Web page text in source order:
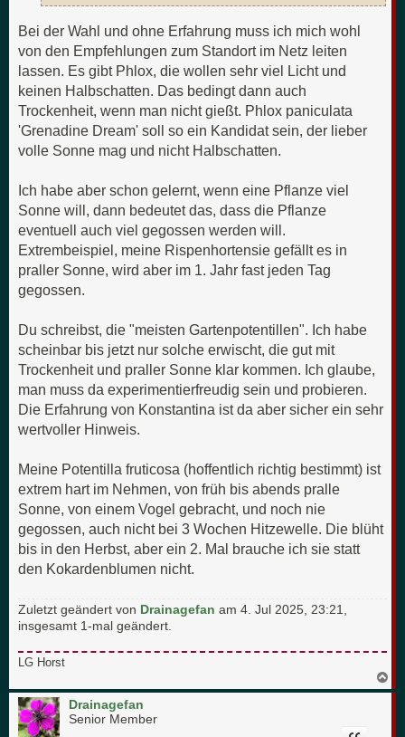
Bei der Wahl und ohne Erfahrung muss ich mich wohl
von den Empfehlungen zum Standort im Netz leiten
lassen. Es gibt Phlox, die wollen sehr viel Licht und
keinen Halbschatten. Das bedingt dann auch
Trockenheit, wenn man nicht gießt. Phlox paniculata
'Grenadine Dream' soll so ein Kandidat sein, der lieber
volle Sonne mag und nicht Halbschatten.
Ich habe aber schon gelernt, wenn eine Pflanze viel
Sonne will, dann bedeutet das, dass die Pflanze
eventuell auch viel gegossen werden will.
Extrembeispiel, meine Rispenhortensie gefällt es in
praller Sonne, wird aber im 1. Jahr fast jeden Tag
gegossen.
Du schreibst, die "meisten Gartenpotentillen". Ich habe
scheinbar bis jetzt nur solche erwischt, die gut mit
Trockenheit und praller Sonne klar kommen. Ich glaube,
man muss da experimentierfreudig sein und probieren.
Die Erfahrung von Konstantina ist da aber sicher ein sehr
wertvoller Hinweis.
Meine Potentilla fruticosa (hoffentlich richtig bestimmt) ist
extrem hart im Nehmen, von früh bis abends pralle
Sonne, von einem Vogel gebracht, und noch nie
gegossen, auch nicht bei 3 Wochen Hitzewelle. Die blüht
bis in den Herbst, aber ein 2. Mal brauche ich sie statt
den Kokardenblumen nicht.
Zuletzt geändert von Drainagefan am 4. Jul 2025, 23:21,
insgesamt 1-mal geändert.
LG Horst
a
Drainagefan
Senior Member